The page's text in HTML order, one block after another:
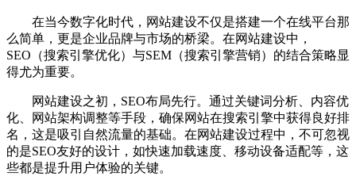
在当今数字化时代，网站建设不仅是搭建一个在线平台那
么简单，更是企业品牌与市场的桥梁。在网站建设中，
SEO（搜索引擎优化）与SEM（搜索引擎营销）的结合策略显
得尤为重要。
网站建设之初，SEO布局先行。通过关键词分析、内容优
化、网站架构调整等手段，确保网站在搜索引擎中获得良好排
名，这是吸引自然流量的基础。在网站建设过程中，不可忽视
的是SEO友好的设计，如快速加载速度、移动设备适配等，这
些都是提升用户体验的关键。